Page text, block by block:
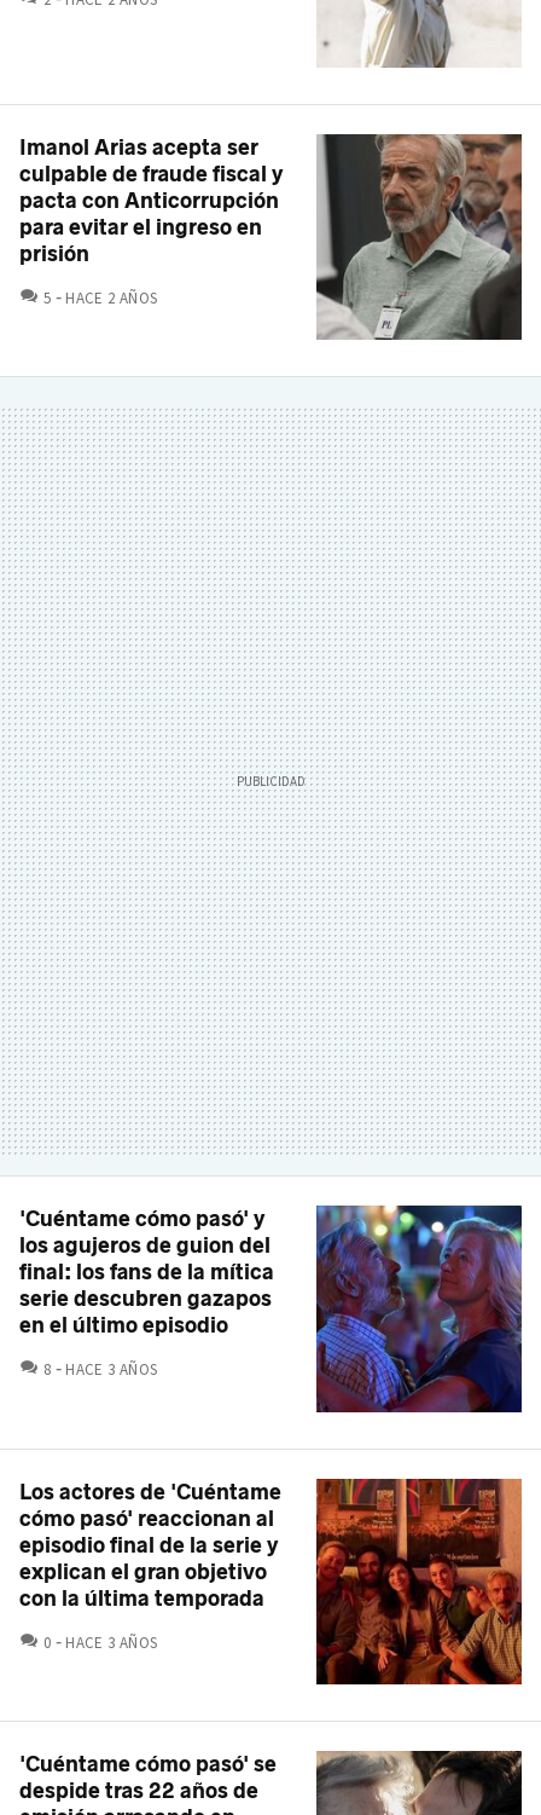
Imanol Arias acepta ser
culpable de fraude fiscal y
pacta con Anticorrupción
para evitar el ingreso en
prisión
5 COMENTARIOS
HACE 2 AÑOS
'Cuéntame cómo pasó' y
los agujeros de guion del
final: los fans de la mítica
serie descubren gazapos
en el último episodio
8 COMENTARIOS
HACE 3 AÑOS
Los actores de 'Cuéntame
cómo pasó' reaccionan al
episodio final de la serie y
explican el gran objetivo
con la última temporada
0 COMENTARIOS
HACE 3 AÑOS
'Cuéntame cómo pasó' se
despide tras 22 años de